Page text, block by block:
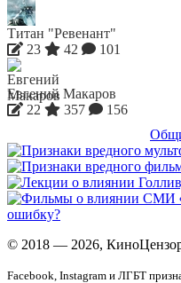
Титан "Ревенант"
23
42 101
Евгений Макаров
22
357
156
ошибку?
© 2018 — 2026,
Facebook, Instagram и ЛГБТ